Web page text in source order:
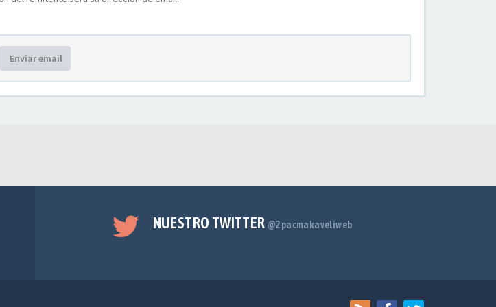
Enviar email
NUESTRO TWITTER @2pacmakaveliweb